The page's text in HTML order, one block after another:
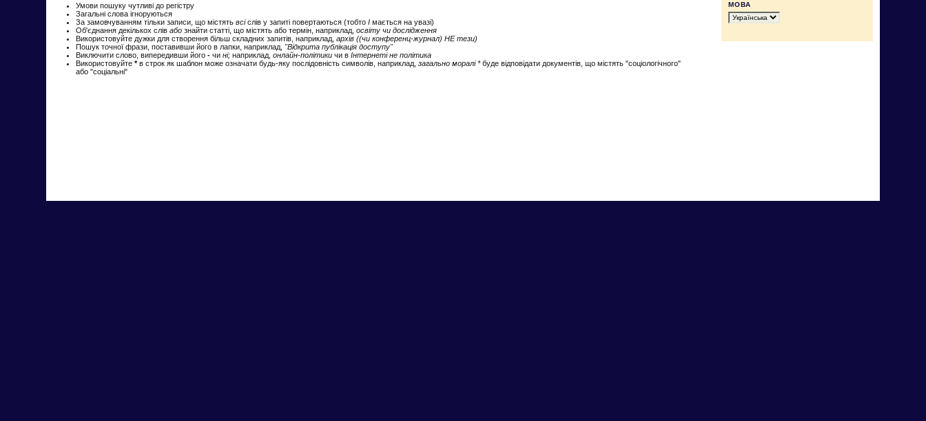
МОВА
Умови пошуку чутливі до регістру
Загальні слова ігноруються
За замовчуванням тільки записи, що містятьвсіслів у запиті повертаються (тобтоІ мається на увазі)
Об'єднання декількох слівабо знайти статті, що містять або термін, наприклад,освіту чи дослідження
Використовуйте дужки для створення більш складних запитів, наприклад,архів ((чи конференц-журнал) НЕ тези)
Пошук точної фрази, поставивши його в лапки, наприклад, "Відкрита публікація доступу"
Виключити слово, випередивши його- чині; наприклад,онлайн-політики чи вІнтернеті не політика
Використовуйте*в строк як шаблон може означати будь-яку послідовність символів, наприклад,загально моралі *буде відповідати документів, що містять "соціологічного"
або "соціальні"